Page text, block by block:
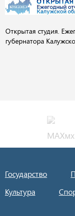
Открытая студия.
губернатора
Государство
Культура